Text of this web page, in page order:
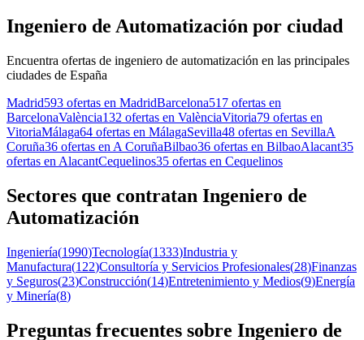
Ingeniero de Automatización por ciudad
Encuentra ofertas de ingeniero de automatización en las principales
ciudades de España
Madrid593 ofertas en MadridBarcelona517 ofertas en
BarcelonaValència132 ofertas en ValènciaVitoria79 ofertas en
VitoriaMálaga64 ofertas en MálagaSevilla48 ofertas en SevillaA
Coruña36 ofertas en A CoruñaBilbao36 ofertas en BilbaoAlacant35
ofertas en AlacantCequelinos35 ofertas en Cequelinos
Sectores que contratan Ingeniero de
Automatización
Ingeniería(1990)Tecnología(1333)Industria y
Manufactura(122)Consultoría y Servicios Profesionales(28)Finanzas
y Seguros(23)Construcción(14)Entretenimiento y Medios(9)Energía
y Minería(8)
Preguntas frecuentes sobre Ingeniero de